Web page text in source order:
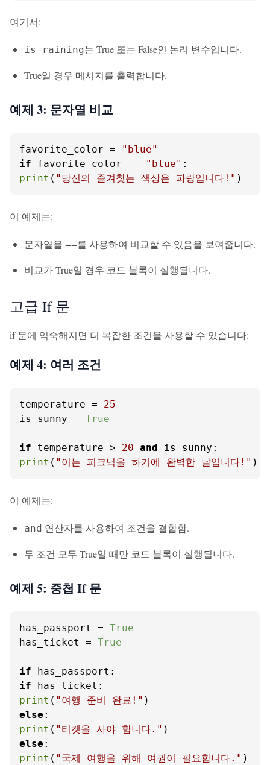
여기서:
is_raining는 True 또는 False인 논리 변수입니다.
True일 경우 메시지를 출력합니다.
예제 3: 문자열 비교
favorite_color =
"blue"
if favorite_color == "blue"
print ( "당신의 즐겨찾는 색상은 파랑입니다!" )
이 예제는:
문자열을 ==를 사용하여 비교할 수 있음을 보여줍니다.
비교가 True일 경우 코드 블록이 실행됩니다.
고급 If 문
if 문에 익숙해지면 더 복잡한 조건을 사용할 수 있습니다:
예제 4: 여러 조건
temperature = 25
is_sunny = True
if temperature > 20 and
print ( "이는 피크닉을 하기에 완벽한 날입니다!" )
이 예제는:
and 연산자를 사용하여 조건을 결합함.
두 조건 모두 True일 때만 코드 블록이 실행됩니다.
예제 5: 중첩 If 문
has_passport = True
has_ticket = True
if
if
print ( "여행 준비 완료!"
else
print ( "티켓을 사야 합니다."
else
print ( "국제 여행을 위해 여권이 필요합니다." )